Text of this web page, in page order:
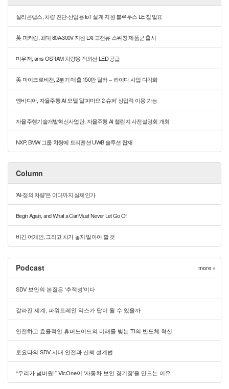
실리콘랩스, 차량 진단·산업용 IoT 설계 지원 블루투스 LE 칩 발표
英 피커링, 최대 80A·300V 지원 LXI 고전류 스위칭 제품군 출시
마우저, ams OSRAM 차량용 적외선 LED 공급
美 마이크로비전, 2분기 매출 150만 달러 ··· 라이다 사업 다각화
엔비디아, 자율주행 AI 모델 ‘알파마요 2 슈퍼’ 상업적 이용 가능
자율주행기술개발혁신사업단, 자율주행 AI 챌린지 사전설명회 개최
NXP, BMW 그룹 차량에 트리멘션 UWB 솔루션 탑재
Column
'AI-정의 차량'은 어디까지 실체인가
Begin Again, and What a Car Must Never Let Go Of
비긴 어게인, 그리고 차가 놓지 말아야 할 것
Podcast more »
SDV 보안의 본질은 ‘추적성’이다
갈라진 세계, 파워트레인 믹스가 답이 될 수 있을까
안전하고 효율적인 휴머노이드의 미래를 빚는 TI의 반도체 혁신
토요타의 SDV 시대 안전과 신뢰 설계법
“우리가 넘버원!” VicOne이 ‘자동차 보안 경기장’을 만드는 이유